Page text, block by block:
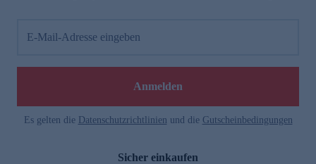
E-Mail-Adresse eingeben
Anmelden
Es gelten die Datenschutzrichtlinien und die Gutscheinbedingungen
Sicher einkaufen